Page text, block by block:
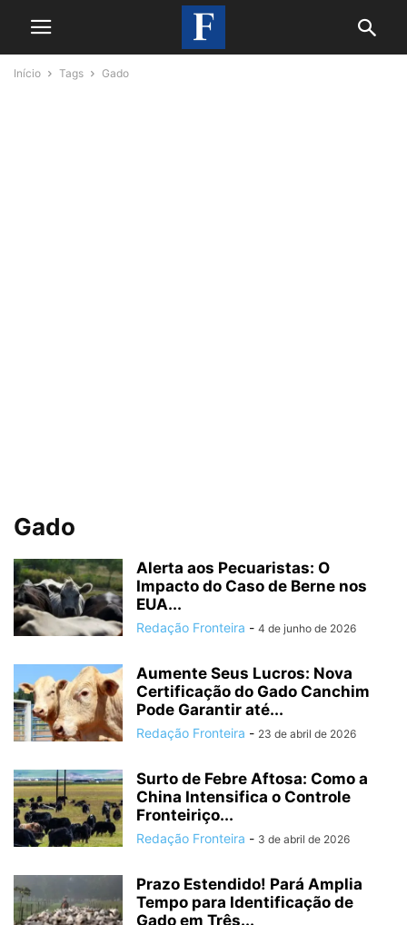
Início Tags Gado
Gado
Alerta aos Pecuaristas: O
Impacto do Caso de Berne nos
EUA...
Redação Fronteira - 4 de junho de 2026
Aumente Seus Lucros: Nova
Certificação do Gado Canchim
Pode Garantir até...
Redação Fronteira - 23 de abril de 2026
Surto de Febre Aftosa: Como a
China Intensifica o Controle
Fronteiriço...
Redação Fronteira - 3 de abril de 2026
Prazo Estendido! Pará Amplia
Tempo para Identificação de
Gado em Três...